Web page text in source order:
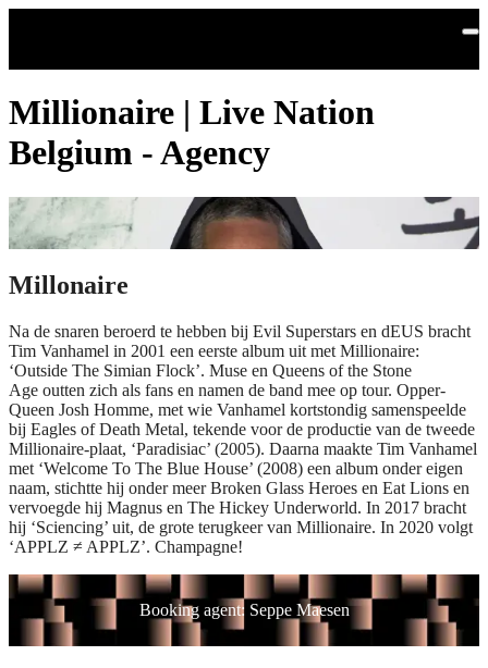
Millionaire | Live Nation
Belgium - Agency
Millonaire
Na de snaren beroerd te hebben bij Evil Superstars en dEUS bracht
Tim Vanhamel in 2001 een eerste album uit met Millionaire:
‘Outside The Simian Flock’. Muse en Queens of the Stone
Age outten zich als fans en namen de band mee op tour. Opper-
Queen Josh Homme, met wie Vanhamel kortstondig samenspeelde
bij Eagles of Death Metal, tekende voor de productie van de tweede
Millionaire-plaat, ‘Paradisiac’ (2005). Daarna maakte Tim Vanhamel
met ‘Welcome To The Blue House’ (2008) een album onder eigen
naam, stichtte hij onder meer Broken Glass Heroes en Eat Lions en
vervoegde hij Magnus en The Hickey Underworld. In 2017 bracht
hij ‘Sciencing’ uit, de grote terugkeer van Millionaire. In 2020 volgt
‘APPLZ ≠ APPLZ’. Champagne!
Booking agent: Seppe Maesen